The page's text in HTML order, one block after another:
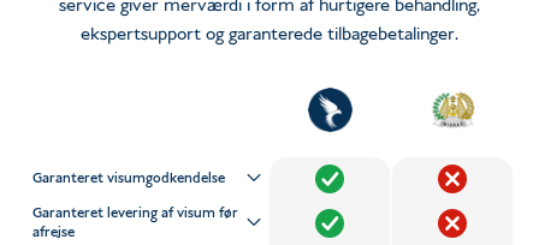
service giver merværdi i form af hurtigere behandling,
ekspertsupport og garanterede tilbagebetalinger.
Garanteret visumgodkendelse
Garanteret levering af visum før
afrejse